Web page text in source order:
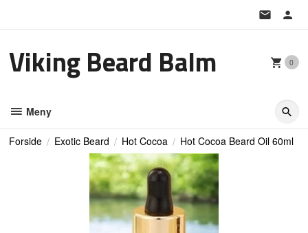
Viking Beard Balm 0
Meny
Forside Exotic Beard Hot Cocoa Hot Cocoa Beard Oil 60ml